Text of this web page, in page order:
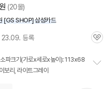
(20몰)
[GS SHOP] 삼성카드
23.09. 등록
관
소파크기(가로x세로x높이): 113x68
보리, 라이트그레이